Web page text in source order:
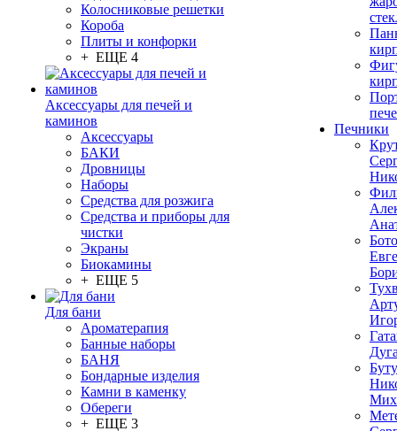
Колосниковые решетки
Короба
Плиты и конфорки
+ ЕЩЕ 4
Аксессуары для печей и
каминов
Аксессуары
БАКИ
Дровницы
Наборы
Средства для розжига
Средства и приборы для
чистки
Экраны
Биокамины
+ ЕЩЕ 5
Для бани
Ароматерапия
Банные наборы
БАНЯ
Бондарные изделия
Камни в каменку
Обереги
+ ЕЩЕ 3
Печники